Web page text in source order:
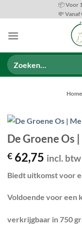
naar
📦 Voor
💸
Zoeken
naar:
Home
De Groene Os
€ 62,75 incl. btw
Biedt uitkomst voor
Voldoende voor een
verkrijgbaar in 750